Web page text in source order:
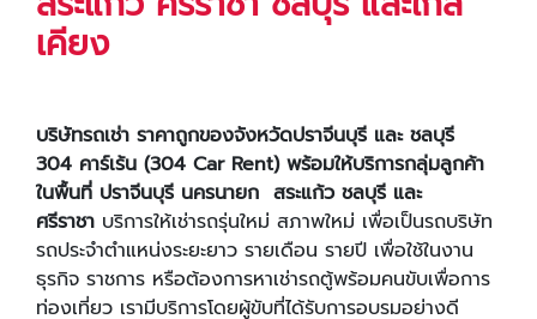
เคียง
บริษัทรถเช่า ราคาถูกของจังหวัดปราจีนบุรี และ ชลบุรี
304 คาร์เร้น (304 Car Rent) พร้อมให้บริการกลุ่มลูกค้า
ในพื้นที่ ปราจีนบุรี นครนายก สระแก้วชลบุรี และ
ศรีราชา บริการให้เช่ารถรุ่นใหม่ สภาพใหม่ เพื่อเป็นรถบริษัท
รถประจำตำแหน่งระยะยาว รายเดือน รายปี เพื่อใช้ในงาน
ธุรกิจ ราชการ หรือต้องการหาเช่ารถตู้พร้อมคนขับเพื่อการ
ท่องเที่ยว เรามีบริการโดยผู้ขับที่ได้รับการอบรมอย่างดี